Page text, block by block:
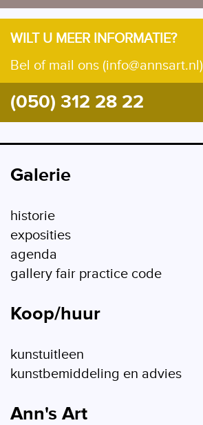
WILT U MEER INFORMATIE?
Bel of mail ons (info@annsart.nl)
(050) 312 28 22
Galerie
historie
exposities
agenda
gallery fair practice code
Koop/huur
kunstuitleen
kunstbemiddeling en advies
Ann's Art